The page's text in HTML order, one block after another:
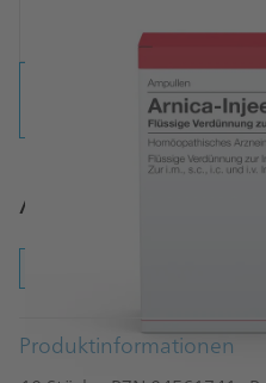
Arnica-Injeel S
Produktinformationen